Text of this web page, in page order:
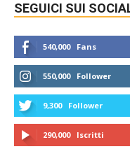
SEGUICI SUI
540,000 Fans
550,000 Follower
9,300 Follower
290,000 Iscritti